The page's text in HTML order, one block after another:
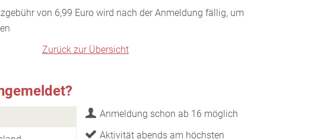
von 6,99 Euro wird nach der Anmeldung fällig, um
Zurück zur Übersicht
Anmeldung schon ab 16 möglich
Aktivität abends am höchsten